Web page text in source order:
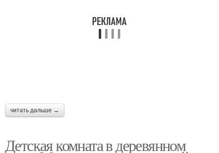
читать дальше →
Детская комната в деревянном